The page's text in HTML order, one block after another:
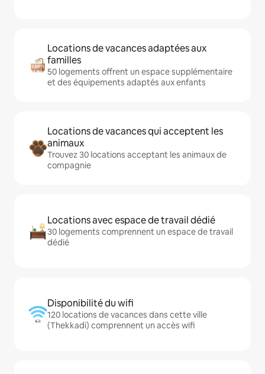
Locations de vacances adaptées aux
familles
50 logements offrent un espace supplémentaire
et des équipements adaptés aux enfants
Locations de vacances qui acceptent les
animaux
Trouvez 30 locations acceptant les animaux de
compagnie
Locations avec espace de travail dédié
30 logements comprennent un espace de travail
dédié
Disponibilité du wifi
120 locations de vacances dans cette ville
(Thekkadi) comprennent un accès wifi